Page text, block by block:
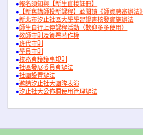
●報名須知與【新生直接註冊】
● 【新舊講師投新課程】並閱讀《師資聘審辦法》
●新北市汐止社區大學學習證書核發實施辦法
●師生自行上傳課程活動（歡迎多多使用）
●教師守則及簽署著作權
●班代守則
●學員守則
●校務會議議事規則
●社區發展委員會辦法
●社團設置辦法
●邀請汐止社大團隊表演
●汐止社大公佈欄使用管理辦法